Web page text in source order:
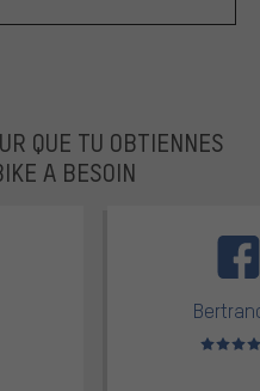
QUE TU OBTIENNES
A BESOIN
Note